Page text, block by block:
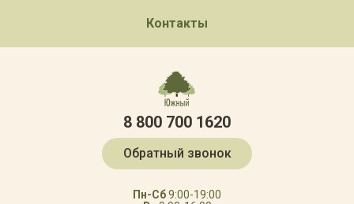
Контакты
8 800 700 1620
Обратный звонок
Пн-Сб9:00-19:00